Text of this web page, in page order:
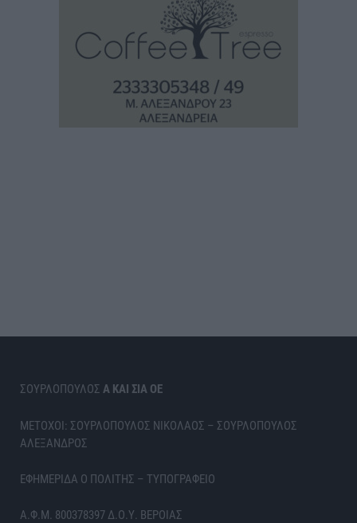
ΣΟΥΡΛΟΠΟΥΛΟΣ Α ΚΑΙ ΣΙΑ ΟΕ
ΜΕΤΟΧΟΙ: ΣΟΥΡΛΟΠΟΥΛΟΣ ΝΙΚΟΛΑΟΣ – ΣΟΥΡΛΟΠΟΥΛΟΣ
ΑΛΕΞΑΝΔΡΟΣ
ΕΦΗΜΕΡΙΔΑ Ο ΠΟΛΙΤΗΣ – ΤΥΠΟΓΡΑΦΕΙΟ
Α.Φ.Μ. 800378397 Δ.Ο.Υ. ΒΕΡΟΙΑΣ